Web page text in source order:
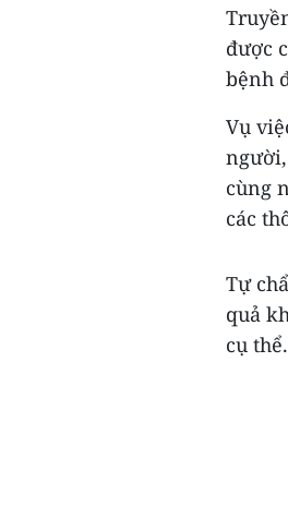
được
bệnh
Vụ
cùng
các
Tự
quả
cụ thể.